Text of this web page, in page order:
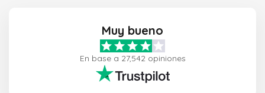
Muy bueno
En base a 27,542 opiniones